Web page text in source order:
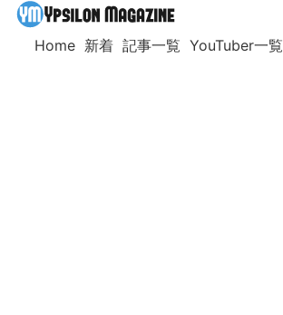
Home 新着 記事一覧 YouTuber一覧